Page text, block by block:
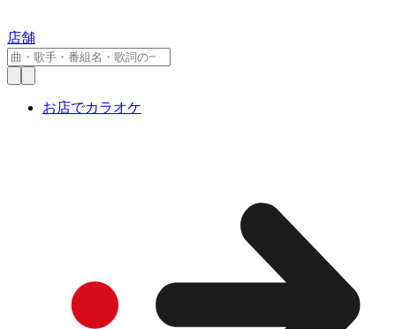
店舗
お店でカラオケ